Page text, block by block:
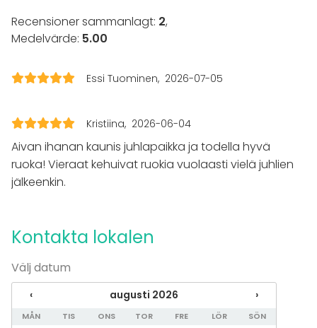
Fest
Middag / Lunch
Mässa / Utställning
Föreställning / show
Rekreation
Stuga / boende
Upplevelse / aktivitet
Lokal
Anpassningsbar lokal
Mötesrum
Restaurang
Terrass / Gårdsplan
Recensioner sammanlagt: 2,
Medelvärde: 5.00
Essi Tuominen 2026-07-05
Kristiina 2026-06-04
Aivan ihanan kaunis juhlapaikka ja todella hyvä
ruoka! Vieraat kehuivat ruokia vuolaasti vielä juhlien
jälkeenkin.
Kontakta lokalen
Välj datum
‹ augusti 2026 ›
MÅN TIS ONS TOR FRE LÖR SÖN